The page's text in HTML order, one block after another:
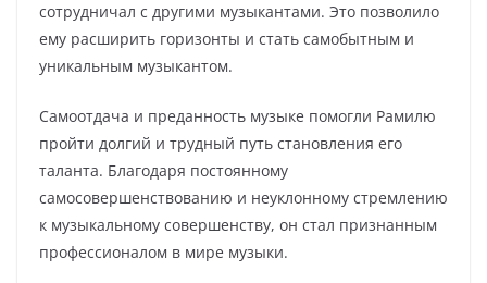
сотрудничал с другими музыкантами. Это позволило
ему расширить горизонты и стать самобытным и
уникальным музыкантом.
Самоотдача и преданность музыке помогли Рамилю
пройти долгий и трудный путь становления его
таланта. Благодаря постоянному
самосовершенствованию и неуклонному стремлению
к музыкальному совершенству, он стал признанным
профессионалом в мире музыки.